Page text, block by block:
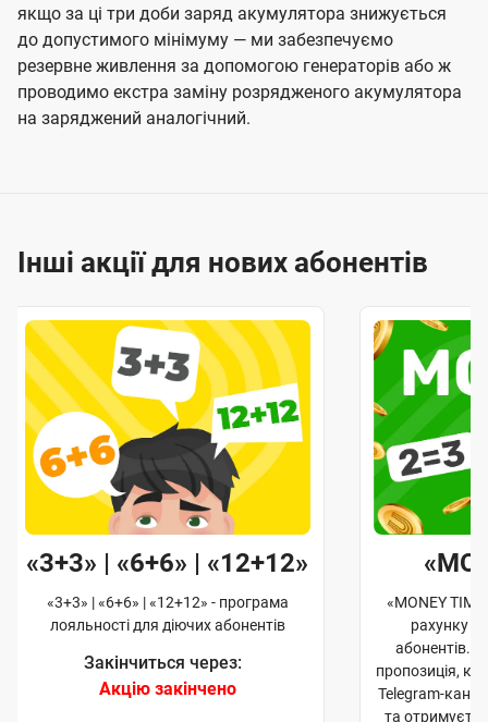
якщо за ці три доби заряд акумулятора знижується
до допустимого мінімуму — ми забезпечуємо
резервне живлення за допомогою генераторів або ж
проводимо екстра заміну розрядженого акумулятора
на заряджений аналогічний.
Інші акції для нових абонентів
«3+3» | «6+6» | «12+12»
«3+3» | «6+6» | «12+12» - програма
лояльності для діючих абонентів
Закінчиться через:
Акцію закінчено
«MONEY
рахунку
абонентів.
пропозиція,
Telegram-
та